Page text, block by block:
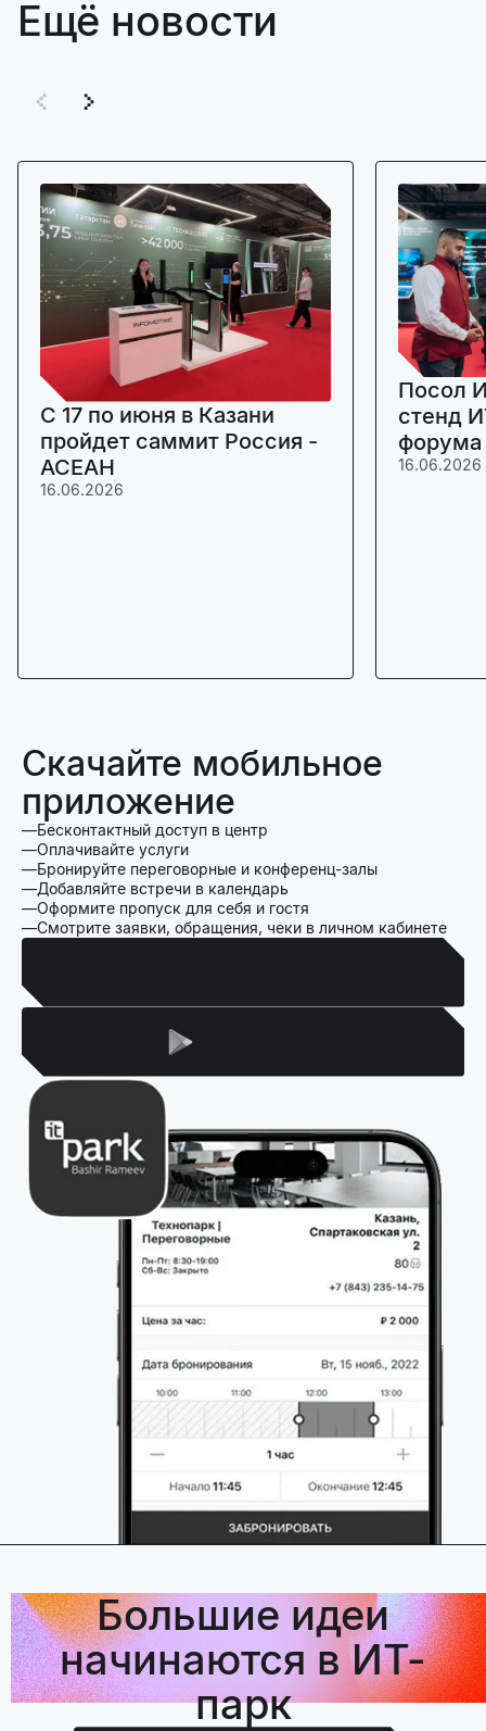
Ещё новости
C 17 по июня в Казани
пройдет саммит Россия -
АСЕАН
16.06.2026
Посол
стенд
16.06.2026
Скачайте мобильное
приложение
Бесконтактный доступ в центр
Оплачивайте услуги
Бронируйте переговорные и конференц-залы
Добавляйте встречи в календарь
Оформите пропуск для себя и гостя
Смотрите заявки, обращения, чеки в личном кабинете
Большие идеи
начинаются в ИТ-
парк